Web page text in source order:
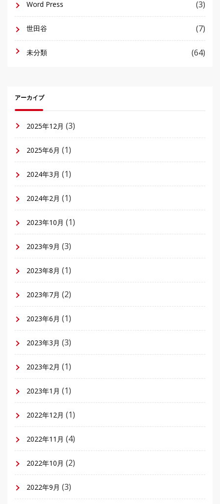
Word Press (3)
世田谷 (7)
未分類 (64)
アーカイブ
2025年12月 (3)
2025年6月 (1)
2024年3月 (1)
2024年2月 (1)
2023年10月 (1)
2023年9月 (3)
2023年8月 (1)
2023年7月 (2)
2023年6月 (1)
2023年3月 (3)
2023年2月 (1)
2023年1月 (1)
2022年12月 (1)
2022年11月 (4)
2022年10月 (2)
2022年9月 (3)